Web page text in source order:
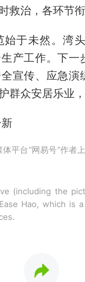
救治，各环节
于未然。湾
产工作。下
宣传、应急
群众安居乐业
平台“网易号”作者
(including the
Hao, which is